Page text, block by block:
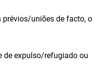
prévios/uniões de facto, o
de expulso/refugiado ou